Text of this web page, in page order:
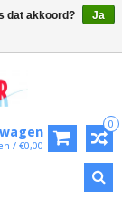
0
/ €0,00
dat akkoord?
Ja